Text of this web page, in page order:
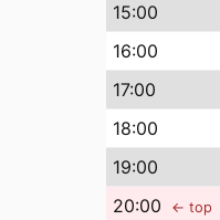
15:00
16:00
17:00
18:00
19:00
20:00 ← top